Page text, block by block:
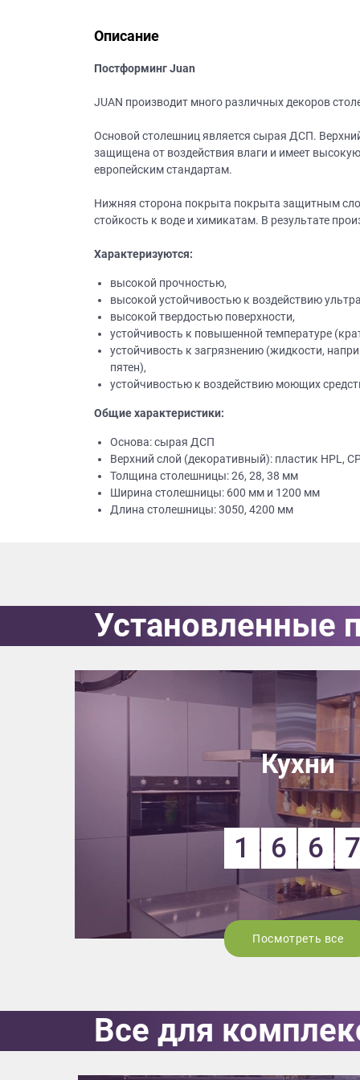
Описание
Постформинг Juan
JUAN производит много различных декоров
Основой столешниц является сырая ДСП.
защищена от воздействия влаги и имеет
европейским стандартам.
Нижняя сторона покрыта покрыта защитным
стойкость к воде и химикатам. В результате
Характеризуются:
высокой прочностью,
высокой устойчивостью к воздействию
высокой твердостью поверхности,
устойчивость к повышенной температуре
устойчивость к загрязнению (жидкости,
пятен),
устойчивостью к воздействию моющих
Общие характеристики:
Основа: сырая ДСП
Верхний слой (декоративный): пластик HPL,
Толщина столешницы: 26, 28, 38 мм
Ширина столешницы: 600 мм и 1200 мм
Длина столешницы: 3050, 4200 мм
Установленные
Кухни
1 6 6 7
Посмотреть все
Все для
с